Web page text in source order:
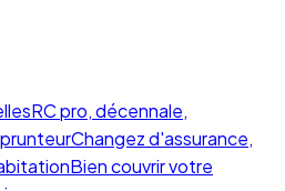
RC pro, décennale,
Changez d'assurance,
Bien couvrir votre